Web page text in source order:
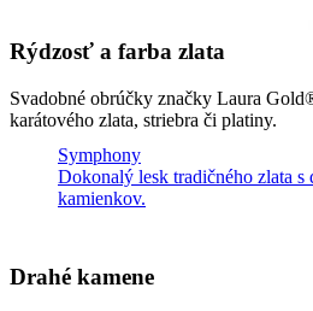
Symphony
Dokonalý lesk tradičného zlata s
kamienkov.
Rýdzosť a farba zlata
Svadobné obrúčky značky Laura
karátového zlata, striebra či platiny.
Drahé kamene